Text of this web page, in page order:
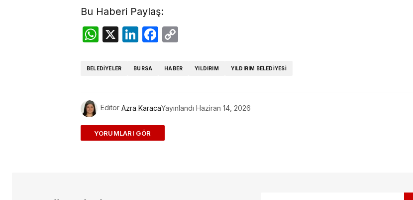
Bu Haberi Paylaş:
WhatsApp
X LinkedIn
Facebook
BELEDIYELER BURSA HABER YILDIRIM YILDIRIM BELEDIYESI
Editör Azra KaracaYayınlandı Haziran 14, 2026
ADD A COMMENT